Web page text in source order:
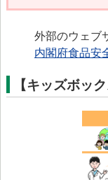
外部のウェブ
内閣府食品安
【キッズボッ